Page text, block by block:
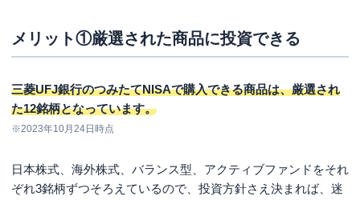
手順④商品を選び積立設定する
よくある質問
三菱UFJ銀行のNISA口座の手数料は高い？
メリット①厳選された商品に投資できる
三菱UFJ銀行のつみたてNISAで購入できる商品は、厳選され
た12銘柄となっています。
※2023年10月24日時点
日本株式、海外株式、バランス型、アクティブファンドをそれ
ぞれ3銘柄ずつそろえているので、投資方針さえ決まれば、迷